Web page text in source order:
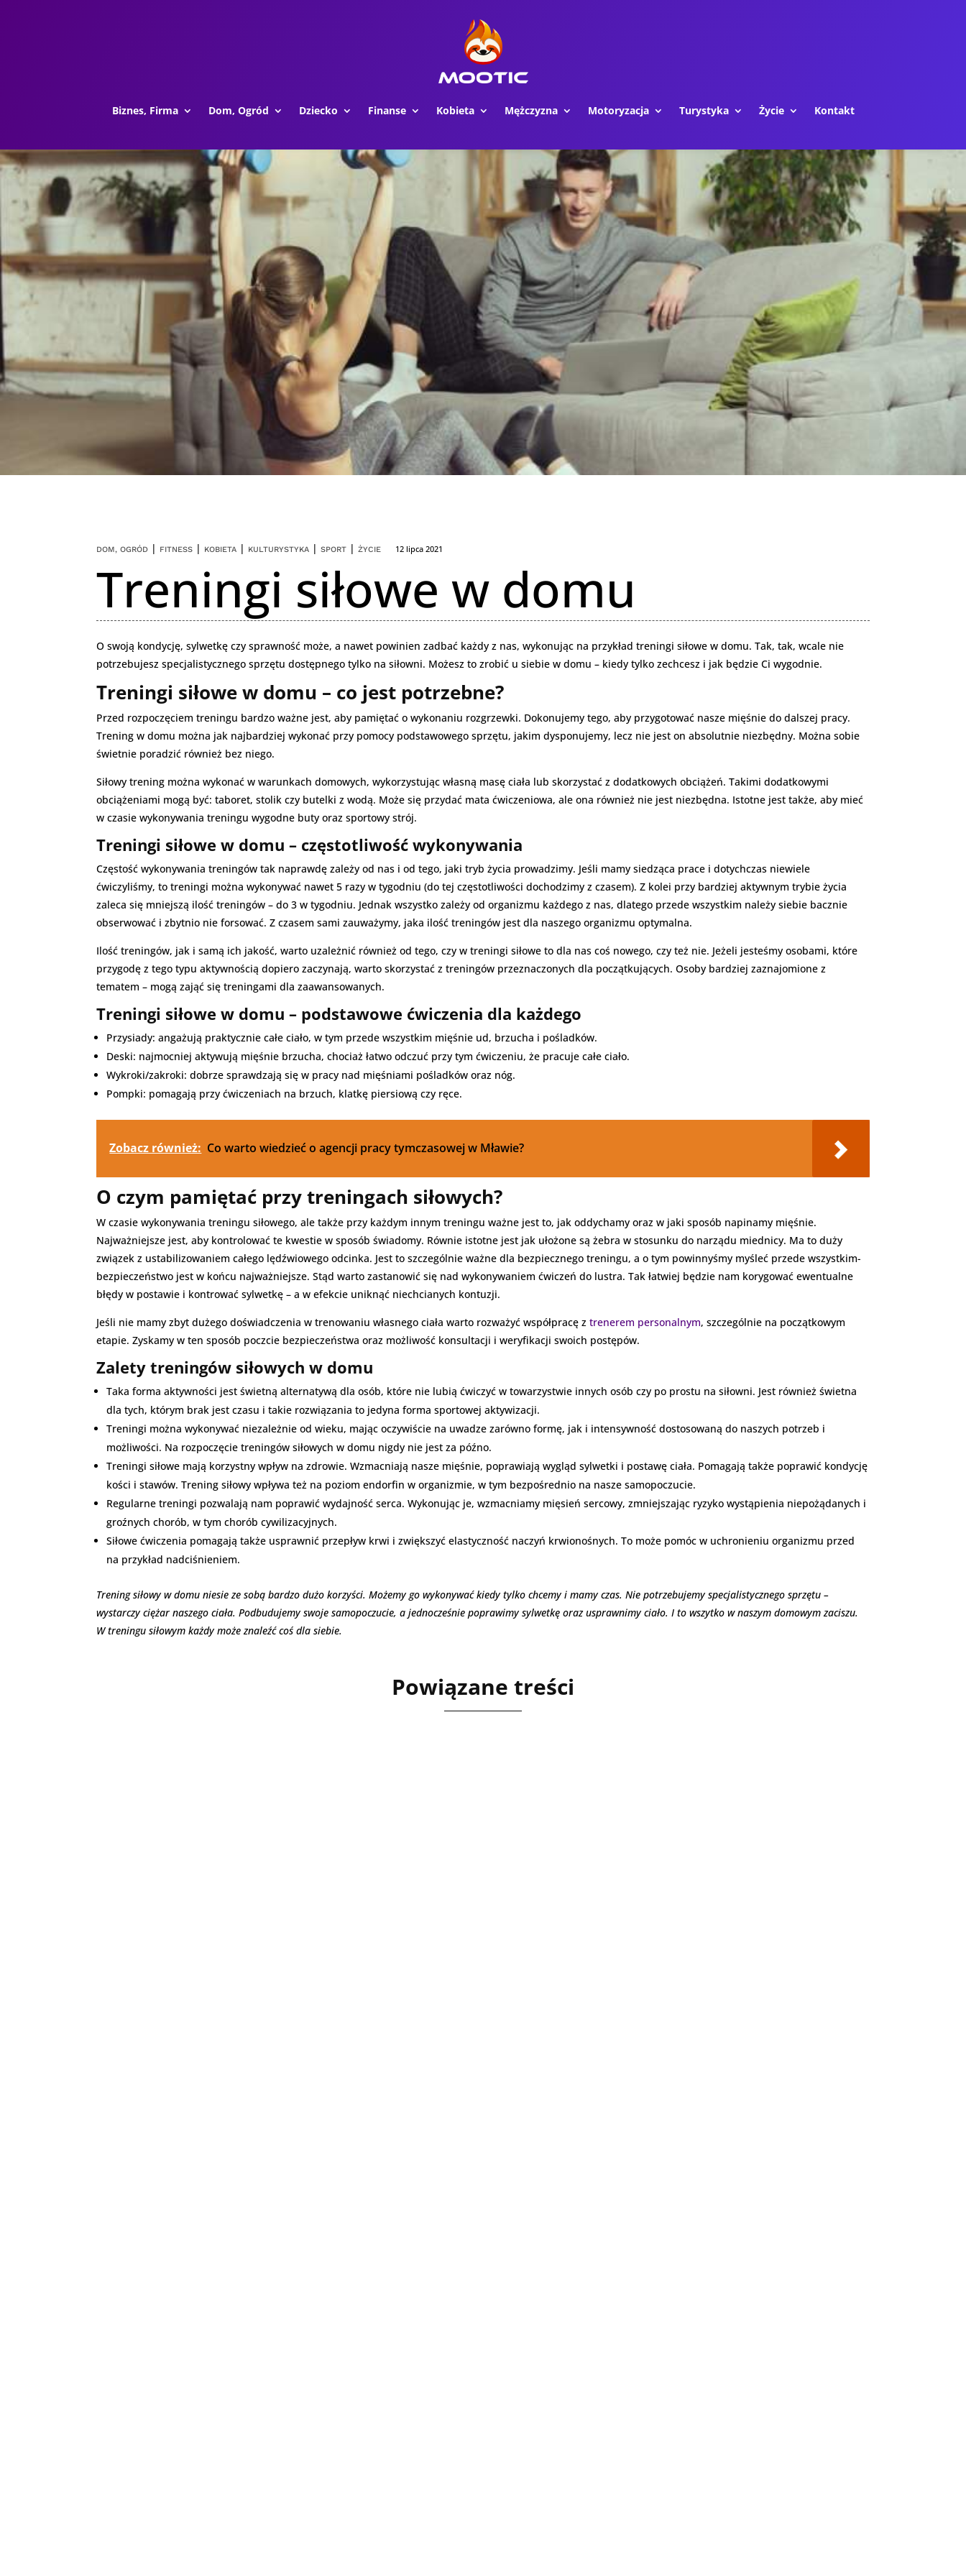
Biznes, Firma Dom, Ogród Dziecko Finanse Kobieta Mężczyzna Motoryzacja Turystyka Życie Kontakt
DOM, OGRÓD | FITNESS | KOBIETA | KULTURYSTYKA |SPORT |ŻYCIE 12 lipca 2021
Treningi siłowe w domu
O swoją kondycję, sylwetkę czy sprawność może, a nawet powinien zadbać każdy z nas, wykonując na przykład treningi siłowe w domu. Tak, tak, wcale nie
potrzebujesz specjalistycznego sprzętu dostępnego tylko na siłowni. Możesz to zrobić u siebie w domu – kiedy tylko zechcesz i jak będzie Ci wygodnie.
Treningi siłowe w domu – co jest potrzebne?
Przed rozpoczęciem treningu bardzo ważne jest, aby pamiętać o wykonaniu rozgrzewki. Dokonujemy tego, aby przygotować nasze mięśnie do dalszej pracy.
Trening w domu można jak najbardziej wykonać przy pomocy podstawowego sprzętu, jakim dysponujemy, lecz nie jest on absolutnie niezbędny. Można sobie
świetnie poradzić również bez niego.
Siłowy trening można wykonać w warunkach domowych, wykorzystując własną masę ciała lub skorzystać z dodatkowych obciążeń. Takimi dodatkowymi
obciążeniami mogą być: taboret, stolik czy butelki z wodą. Może się przydać mata ćwiczeniowa, ale ona również nie jest niezbędna. Istotne jest także, aby mieć
w czasie wykonywania treningu wygodne buty oraz sportowy strój.
Treningi siłowe w domu – częstotliwość wykonywania
Częstość wykonywania treningów tak naprawdę zależy od nas i od tego, jaki tryb życia prowadzimy. Jeśli mamy siedząca prace i dotychczas niewiele
ćwiczyliśmy, to treningi można wykonywać nawet 5 razy w tygodniu (do tej częstotliwości dochodzimy z czasem). Z kolei przy bardziej aktywnym trybie życia
zaleca się mniejszą ilość treningów – do 3 w tygodniu. Jednak wszystko zależy od organizmu każdego z nas, dlatego przede wszystkim należy siebie bacznie
obserwować i zbytnio nie forsować. Z czasem sami zauważymy, jaka ilość treningów jest dla naszego organizmu optymalna.
Ilość treningów, jak i samą ich jakość, warto uzależnić również od tego, czy w treningi siłowe to dla nas coś nowego, czy też nie. Jeżeli jesteśmy osobami, które
przygodę z tego typu aktywnością dopiero zaczynają, warto skorzystać z treningów przeznaczonych dla początkujących. Osoby bardziej zaznajomione z
tematem – mogą zająć się treningami dla zaawansowanych.
Treningi siłowe w domu – podstawowe ćwiczenia dla każdego
Przysiady: angażują praktycznie całe ciało, w tym przede wszystkim mięśnie ud, brzucha i pośladków.
Deski: najmocniej aktywują mięśnie brzucha, chociaż łatwo odczuć przy tym ćwiczeniu, że pracuje całe ciało.
Wykroki/zakroki: dobrze sprawdzają się w pracy nad mięśniami pośladków oraz nóg.
Pompki: pomagają przy ćwiczeniach na brzuch, klatkę piersiową czy ręce.
Zobacz również: Co warto wiedzieć o agencji pracy tymczasowej w Mławie?
O czym pamiętać przy treningach siłowych?
W czasie wykonywania treningu siłowego, ale także przy każdym innym treningu ważne jest to, jak oddychamy oraz w jaki sposób napinamy mięśnie.
Najważniejsze jest, aby kontrolować te kwestie w sposób świadomy. Równie istotne jest jak ułożone są żebra w stosunku do narządu miednicy. Ma to duży
związek z ustabilizowaniem całego lędźwiowego odcinka. Jest to szczególnie ważne dla bezpiecznego treningu, a o tym powinnyśmy myśleć przede wszystkim-
bezpieczeństwo jest w końcu najważniejsze. Stąd warto zastanowić się nad wykonywaniem ćwiczeń do lustra. Tak łatwiej będzie nam korygować ewentualne
błędy w postawie i kontrować sylwetkę – a w efekcie uniknąć niechcianych kontuzji.
Jeśli nie mamy zbyt dużego doświadczenia w trenowaniu własnego ciała warto rozważyć współpracę ztrenerem personalnym, szczególnie na początkowym
etapie. Zyskamy w ten sposób poczcie bezpieczeństwa oraz możliwość konsultacji i weryfikacji swoich postępów.
Zalety treningów siłowych w domu
Taka forma aktywności jest świetną alternatywą dla osób, które nie lubią ćwiczyć w towarzystwie innych osób czy po prostu na siłowni. Jest również świetna
dla tych, którym brak jest czasu i takie rozwiązania to jedyna forma sportowej aktywizacji.
Treningi można wykonywać niezależnie od wieku, mając oczywiście na uwadze zarówno formę, jak i intensywność dostosowaną do naszych potrzeb i
możliwości. Na rozpoczęcie treningów siłowych w domu nigdy nie jest za późno.
Treningi siłowe mają korzystny wpływ na zdrowie. Wzmacniają nasze mięśnie, poprawiają wygląd sylwetki i postawę ciała. Pomagają także poprawić kondycję
kości i stawów. Trening siłowy wpływa też na poziom endorfin w organizmie, w tym bezpośrednio na nasze samopoczucie.
Regularne treningi pozwalają nam poprawić wydajność serca. Wykonując je, wzmacniamy mięsień sercowy, zmniejszając ryzyko wystąpienia niepożądanych i
groźnych chorób, w tym chorób cywilizacyjnych.
Siłowe ćwiczenia pomagają także usprawnić przepływ krwi i zwiększyć elastyczność naczyń krwionośnych. To może pomóc w uchronieniu organizmu przed
na przykład nadciśnieniem.
Trening siłowy w domu niesie ze sobą bardzo dużo korzyści. Możemy go wykonywać kiedy tylko chcemy i mamy czas. Nie potrzebujemy specjalistycznego sprzętu –
wystarczy ciężar naszego ciała. Podbudujemy swoje samopoczucie, a jednocześnie poprawimy sylwetkę oraz usprawnimy ciało. I to wszytko w naszym domowym zaciszu.
W treningu siłowym każdy może znaleźć coś dla siebie.
Powiązane treści